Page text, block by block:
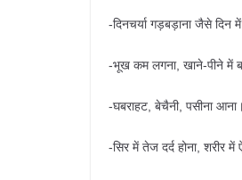
-दिनचर्या गड़बड़ाना जैसे दिन
-भूख कम लगना, खाने-पीने में
-घबराहट, बेचैनी, पसीना आना।
-सिर में तेज दर्द होना, शरीर में